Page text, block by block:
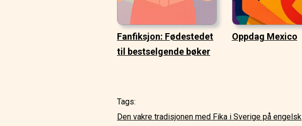
Fanfiksjon: Fødestedet
til bestselgende bøker
Oppdag Mexico
Tags:
Den vakre tradisjonen med Fika i Sverige på engelsk